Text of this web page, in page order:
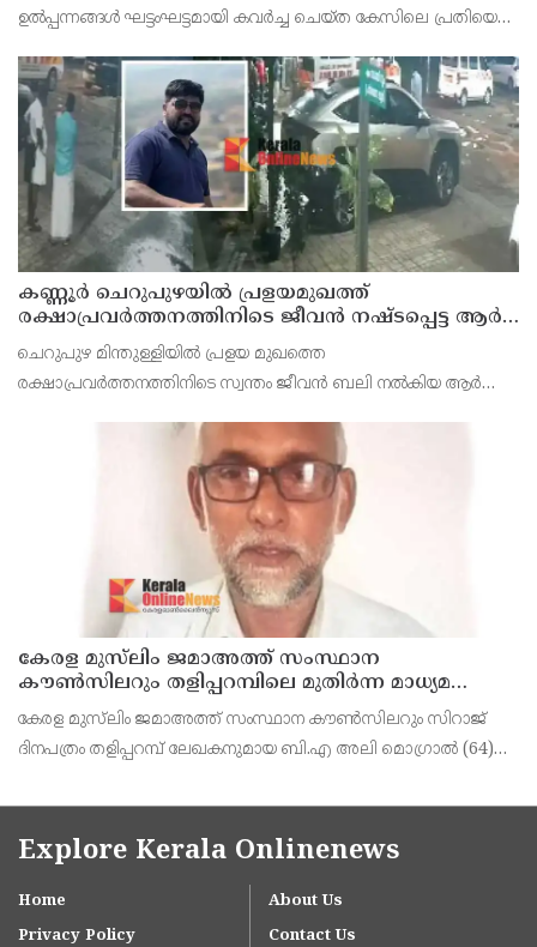
ഉൽപ്പന്നങ്ങൾ ഘട്ടംഘട്ടമായി കവർച്ച ചെയ്ത കേസിലെ പ്രതിയെ
സ്വദേശിയായ വേൽമുരുകൻ (40) ആണ
കണ്ണൂർ ചെറുപുഴയിൽ പ്രളയമുഖത്ത്
രക്ഷാപ്രവർത്തനത്തിനിടെ ജീവൻ നഷ്ടപ്പെട്ട ആർ.
രാജേഷിൻ്റെ ഭൗതിക ശരീരത്തോട് അനാദരവ്
കാണിച്ചതായി ആരോപണം
ചെറുപുഴ മിന്തുള്ളിയിൽ പ്രളയ മുഖത്തെ
രക്ഷാപ്രവർത്തനത്തിനിടെ സ്വന്തം ജീവൻ ബലി നൽകിയ ആർ
മൃതദേഹം തിരുവനന്തപുരത്തെ
കേരള മുസ്‌ലിം ജമാഅത്ത് സംസ്ഥാന
കൗൺസിലറും തളിപ്പറമ്പിലെ മുതിർന്ന മാധ്യമ
പ്രവർത്തകനുമായ ബി എ അലി മൊഗ്രാൽ
നിര്യാതനായി
കേരള മുസ്‌ലിം ജമാഅത്ത് സംസ്ഥാന കൗൺസിലറും സിറാജ്
ദിനപത്രം തളിപ്പറമ്പ് ലേഖകനുമായ ബി.എ അലി മൊഗ്രാൽ (64)
ജമാഅത്ത് ജില്ലാ സെക്രട്ടറി, എസ്.വൈ.എ
Explore Kerala Onlinenews
Home
About Us
Privacy Policy
Contact Us